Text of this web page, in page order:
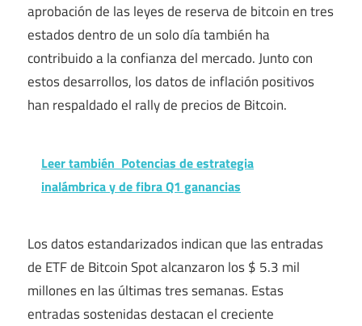
aprobación de las leyes de reserva de bitcoin en tres
estados dentro de un solo día también ha
contribuido a la confianza del mercado. Junto con
estos desarrollos, los datos de inflación positivos
han respaldado el rally de precios de Bitcoin.
Leer también Potencias de estrategia
inalámbrica y de fibra Q1 ganancias
Los datos estandarizados indican que las entradas
de ETF de Bitcoin Spot alcanzaron los $ 5.3 mil
millones en las últimas tres semanas. Estas
entradas sostenidas destacan el creciente